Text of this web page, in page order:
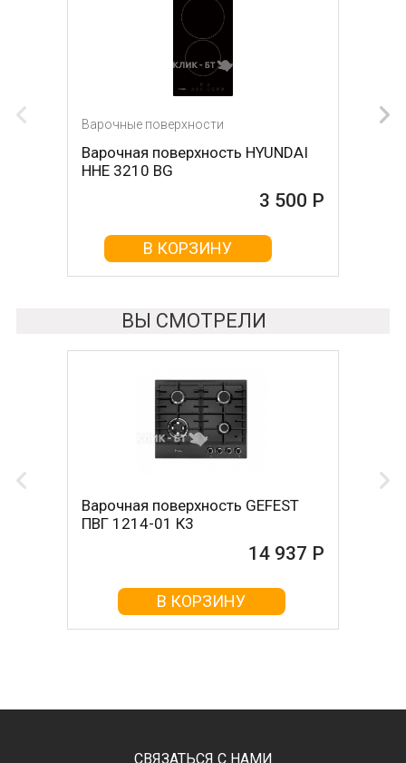
Варочные поверхности
Варочная поверхность HYUNDAI
HHE 3210 BG
3 500 Р
В КОРЗИНУ
Варочные поверхности
Варочная поверхность DARINA
1T17 BGС 341 12 B
3 680 Р
В КОРЗИНУ
ВЫ СМОТРЕЛИ
Варочная поверхность GEFEST
ПВГ 1214-01 К3
14 937 Р
В КОРЗИНУ
СВЯЗАТЬСЯ С НАМИ